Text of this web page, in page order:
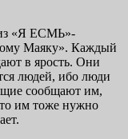
«Я ЕСМЬ»-
Маяку». Каждый
в ярость. Они
людей, ибо люди
сообщают им,
им тоже нужно